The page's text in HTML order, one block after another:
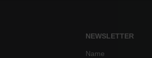
NEWSLETTER
Name